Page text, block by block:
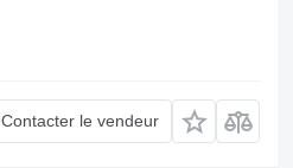
Contacter le vendeur